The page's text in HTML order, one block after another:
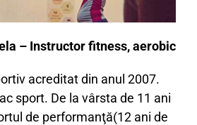
– Instructor fitness, aerobic
acreditat din anul 2007.
sport. De la vârsta de 11 ani
de performanţă(12 ani de